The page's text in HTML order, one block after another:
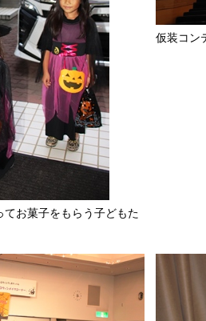
お菓子をもらう子どもた
仮装コン